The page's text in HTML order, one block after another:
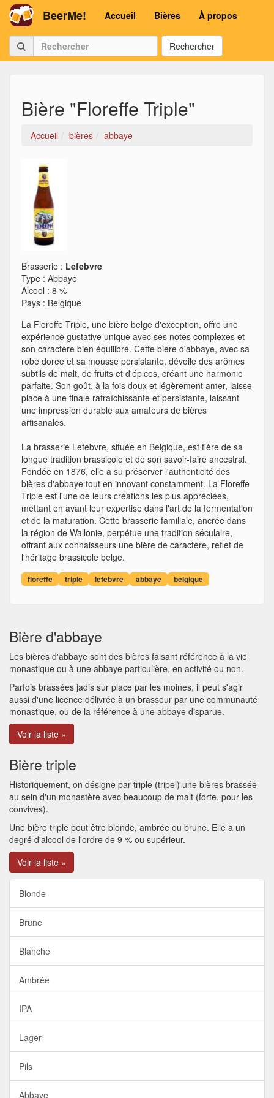
BeerMe! Accueil Bières À propos
Rechercher
Bière "Floreffe Triple"
Accueil bières abbaye
Brasserie : Lefebvre
Type : Abbaye
Alcool : 8 %
Pays : Belgique
La Floreffe Triple, une bière belge d'exception, offre une
expérience gustative unique avec ses notes complexes et
son caractère bien équilibré. Cette bière d'abbaye, avec sa
robe dorée et sa mousse persistante, dévoile des arômes
subtils de malt, de fruits et d'épices, créant une harmonie
parfaite. Son goût, à la fois doux et légèrement amer, laisse
place à une finale rafraîchissante et persistante, laissant
une impression durable aux amateurs de bières
artisanales.
La brasserie Lefebvre, située en Belgique, est fière de sa
longue tradition brassicole et de son savoir-faire ancestral.
Fondée en 1876, elle a su préserver l'authenticité des
bières d'abbaye tout en innovant constamment. La Floreffe
Triple est l'une de leurs créations les plus appréciées,
mettant en avant leur expertise dans l'art de la fermentation
et de la maturation. Cette brasserie familiale, ancrée dans
la région de Wallonie, perpétue une tradition séculaire,
offrant aux connaisseurs une bière de caractère, reflet de
l'héritage brassicole belge.
floreffe triple lefebvre abbaye belgique
Bière d'abbaye
Les bières d'abbaye sont des bières faisant référence à la vie
monastique ou à une abbaye particulière, en activité ou non.
Parfois brassées jadis sur place par les moines, il peut s'agir
aussi d'une licence délivrée à un brasseur par une communauté
monastique, ou de la référence à une abbaye disparue.
Voir la liste »
Bière triple
Historiquement, on désigne par triple (tripel) une bières brassée
au sein d'un monastère avec beaucoup de malt (forte, pour les
convives).
Une bière triple peut être blonde, ambrée ou brune. Elle a un
degré d'alcool de l'ordre de 9 % ou supérieur.
Voir la liste »
Blonde
Brune
Blanche
Ambrée
IPA
Lager
Pils
Abbaye